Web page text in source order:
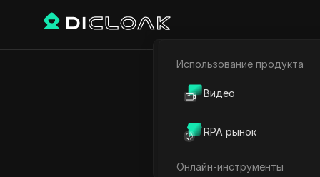
Электронная коммерция
Использование продукта
Видео
RPA рынок
Онлайн-инструменты
Обновления